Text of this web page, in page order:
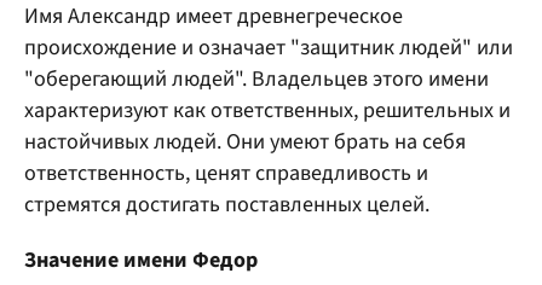
Имя Александр имеет древнегреческое
происхождение и означает "защитник людей" или
"оберегающий людей". Владельцев этого имени
характеризуют как ответственных, решительных и
настойчивых людей. Они умеют брать на себя
ответственность, ценят справедливость и
стремятся достигать поставленных целей.
Значение имени Федор